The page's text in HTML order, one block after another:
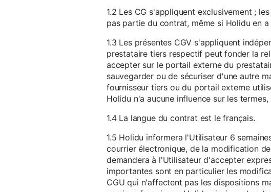
1.2 Les CG s'appliquent exclusivement ;
pas partie du contrat, même si Holidu en
1.3 Les présentes CGV s'appliquent
prestataire tiers respectif peut fonder la
accepter sur le portail externe du
sauvegarder ou de sécuriser d'une autre
fournisseur tiers ou du portail externe
Holidu n'a aucune influence sur les
1.4 La langue du contrat est le français.
1.5 Holidu informera l'Utilisateur 6
courrier électronique, de la modification
demandera à l'Utilisateur d'accepter
importantes sont en particulier les
CGU qui n'affectent pas les dispositions